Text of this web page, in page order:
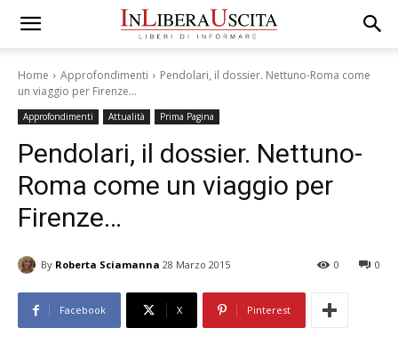
Home Approfondimenti
Pendolari, il dossier. Nettuno-Roma come
un viaggio per Firenze…
Approfondimenti Attualità Prima Pagina
Pendolari, il dossier. Nettuno-
Roma come un viaggio per
Firenze…
By Roberta Sciamanna 28 Marzo 2015 0
0
Facebook X Pinterest